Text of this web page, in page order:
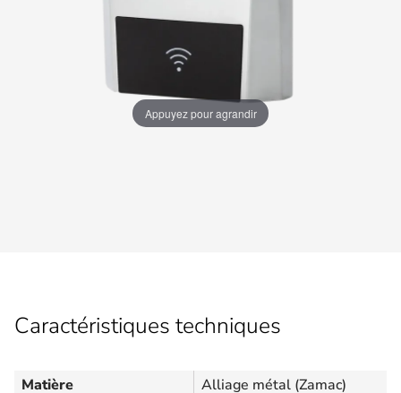
Appuyez pour agrandir
Caractéristiques techniques
Matière
Alliage métal (Zamac)